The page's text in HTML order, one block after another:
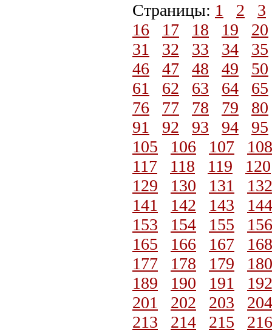
Страницы: 1 2
3
16
17 18 19
20
31
32 33 34
35
46
47 48 49
50
61
62 63 64 65
76
77 78 79
80
91
92 93 94
95
105
106 107
108
117
118 119
120
129
130 131
132
141
142 143
144
153
154 155
156
165
166 167
168
177
178 179
180
189
190 191
192
201
202 203
204
213
214 215
216